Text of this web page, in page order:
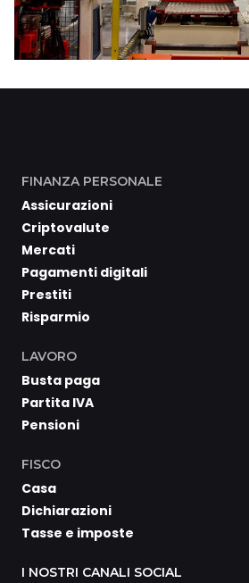
FINANZA PERSONALE
Assicurazioni
Criptovalute
Mercati
Pagamenti digitali
Prestiti
Risparmio
LAVORO
Busta paga
Partita IVA
Pensioni
FISCO
Casa
Dichiarazioni
Tasse e imposte
I NOSTRI CANALI SOCIAL